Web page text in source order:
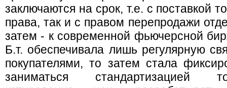
заключаются на срок, т.е. c поставкой
права, так и с правом перепродажи
затем - к современной фьючерсной
Б.т. обеспечивала лишь регулярную
покупателями, то затем стала
заниматься стандартизацией